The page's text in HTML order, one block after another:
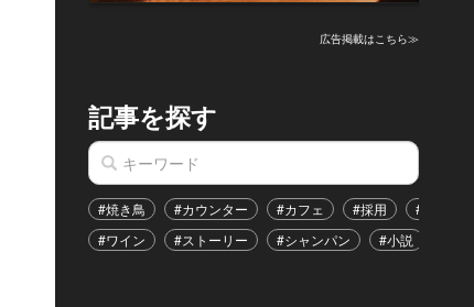
広告掲載はこちら≫
記事を探す
#焼き鳥 #カウンター #カフェ #採用
#恋愛
#ワイン
#ストーリー #シャンパン #小説